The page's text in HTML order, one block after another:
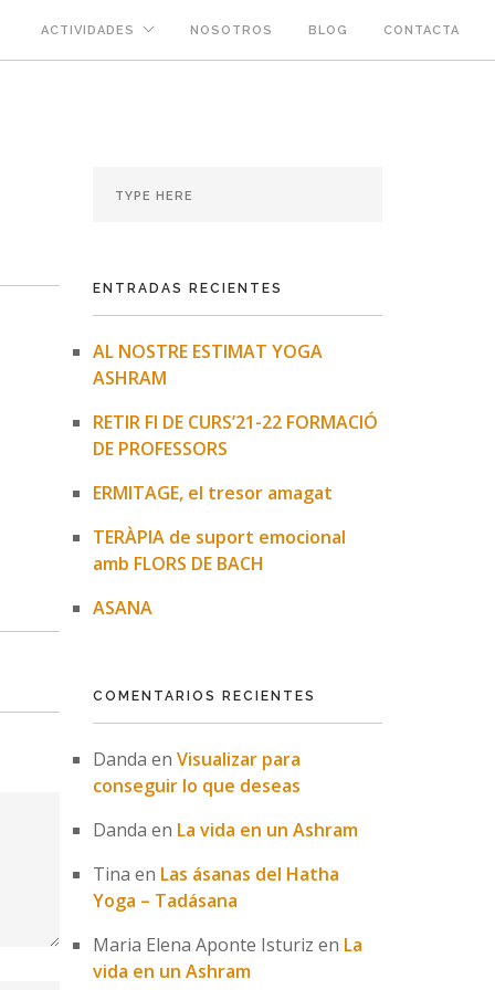
ACTIVIDADES NOSOTROS BLOG CONTACTA
ENTRADAS RECIENTES
AL NOSTRE ESTIMAT YOGA
ASHRAM
RETIR FI DE CURS’21-22 FORMACIÓ
DE PROFESSORS
ERMITAGE, el tresor amagat
TERÀPIA de suport emocional
amb FLORS DE BACH
ASANA
COMENTARIOS RECIENTES
Danda en Visualizar para
conseguir lo que deseas
Danda en La vida en un Ashram
Tina en Las ásanas del Hatha
Yoga – Tadásana
Maria Elena Aponte Isturiz en La
vida en un Ashram